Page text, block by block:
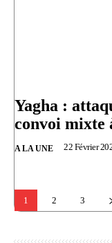
Yagha :
convoi mixte
A LA UNE 22 Février
1 2 3